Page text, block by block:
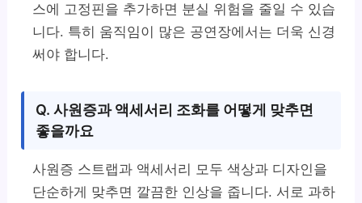
스에 고정핀을 추가하면 분실 위험을 줄일 수 있습
니다. 특히 움직임이 많은 공연장에서는 더욱 신경
써야 합니다.
Q. 사원증과 액세서리 조화를 어떻게 맞추면
좋을까요
사원증 스트랩과 액세서리 모두 색상과 디자인을
단순하게 맞추면 깔끔한 인상을 줍니다. 서로 과하